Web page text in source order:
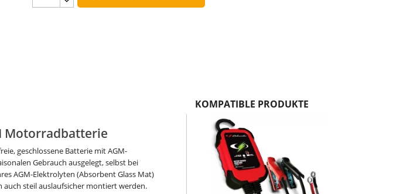
Motorradbatterie
geschlossene Batterie mit AGM-
Gebrauch ausgelegt, selbst bei
AGM-Elektrolyten (Absorbent Glass Mat)
steil auslaufsicher montiert werden.
KOMPATIBLE PRODUKTE